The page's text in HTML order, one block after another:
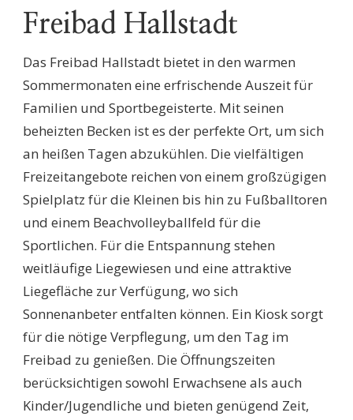
Freibad Hallstadt
Das Freibad Hallstadt bietet in den warmen
Sommermonaten eine erfrischende Auszeit für
Familien und Sportbegeisterte. Mit seinen
beheizten Becken ist es der perfekte Ort, um sich
an heißen Tagen abzukühlen. Die vielfältigen
Freizeitangebote reichen von einem großzügigen
Spielplatz für die Kleinen bis hin zu Fußballtoren
und einem Beachvolleyballfeld für die
Sportlichen. Für die Entspannung stehen
weitläufige Liegewiesen und eine attraktive
Liegefläche zur Verfügung, wo sich
Sonnenanbeter entfalten können. Ein Kiosk sorgt
für die nötige Verpflegung, um den Tag im
Freibad zu genießen. Die Öffnungszeiten
berücksichtigen sowohl Erwachsene als auch
Kinder/Jugendliche und bieten genügend Zeit,